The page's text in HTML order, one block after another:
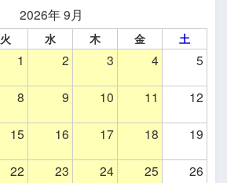
2026年 9月
火 水 木 金 土
1 2 3 4 5
8 9 10 11 12
15 16 17 18 19
22 23 24 25 26